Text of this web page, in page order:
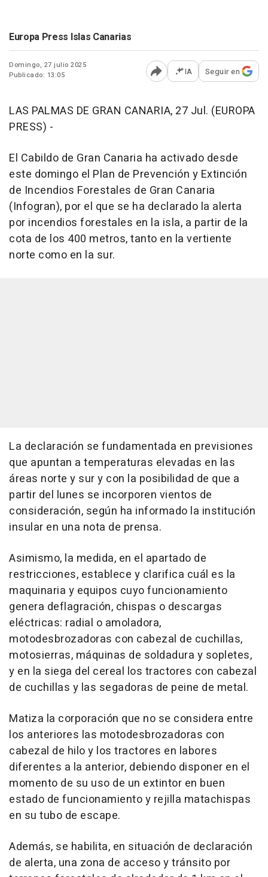
Europa Press Islas Canarias
Domingo, 27 julio 2025
Publicado: 13:05
Abrir opciones para
IA Seguir en
LAS PALMAS DE GRAN CANARIA, 27 Jul. (EUROPA
PRESS) -
El Cabildo de Gran Canaria ha activado desde
este domingo el Plan de Prevención y Extinción
de Incendios Forestales de Gran Canaria
(Infogran), por el que se ha declarado la alerta
por incendios forestales en la isla, a partir de la
cota de los 400 metros, tanto en la vertiente
norte como en la sur.
La declaración se fundamentada en previsiones
que apuntan a temperaturas elevadas en las
áreas norte y sur y con la posibilidad de que a
partir del lunes se incorporen vientos de
consideración, según ha informado la institución
insular en una nota de prensa.
Asimismo, la medida, en el apartado de
restricciones, establece y clarifica cuál es la
maquinaria y equipos cuyo funcionamiento
genera deflagración, chispas o descargas
eléctricas: radial o amoladora,
motodesbrozadoras con cabezal de cuchillas,
motosierras, máquinas de soldadura y sopletes,
y en la siega del cereal los tractores con cabezal
de cuchillas y las segadoras de peine de metal.
Matiza la corporación que no se considera entre
los anteriores las motodesbrozadoras con
cabezal de hilo y los tractores en labores
diferentes a la anterior, debiendo disponer en el
momento de su uso de un extintor en buen
estado de funcionamiento y rejilla matachispas
en su tubo de escape.
Además, se habilita, en situación de declaración
de alerta, una zona de acceso y tránsito por